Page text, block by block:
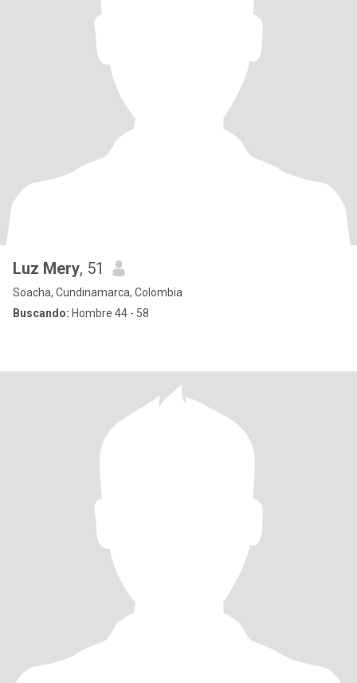
Luz Mery, 51
Soacha, Cundinamarca, Colombia
Buscando: Hombre 44 - 58